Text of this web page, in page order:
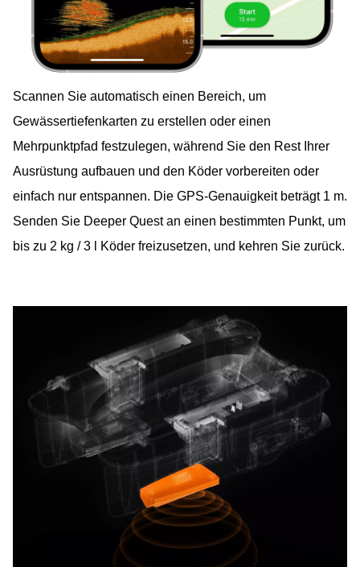
Scannen Sie automatisch einen Bereich, um
Gewässertiefenkarten zu erstellen oder einen
Mehrpunktpfad festzulegen, während Sie den Rest Ihrer
Ausrüstung aufbauen und den Köder vorbereiten oder
einfach nur entspannen. Die GPS-Genauigkeit beträgt 1 m.
Senden Sie Deeper Quest an einen bestimmten Punkt, um
bis zu 2 kg / 3 l Köder freizusetzen, und kehren Sie zurück.